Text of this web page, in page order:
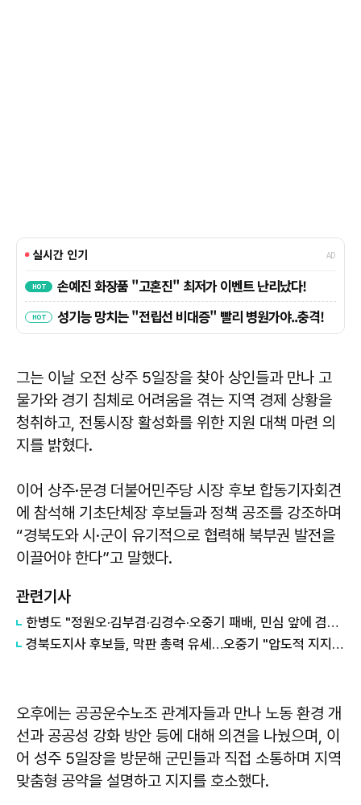
그는 이날 오전 상주 5일장을 찾아 상인들과 만나 고
물가와 경기 침체로 어려움을 겪는 지역 경제 상황을
청취하고, 전통시장 활성화를 위한 지원 대책 마련 의
지를 밝혔다.
이어 상주·문경 더불어민주당 시장 후보 합동기자회견
에 참석해 기초단체장 후보들과 정책 공조를 강조하며
“경북도와 시·군이 유기적으로 협력해 북부권 발전을
이끌어야 한다”고 말했다.
관련기사
한병도 "정원오·김부겸·김경수·오중기 패배, 민심 앞에 겸손하겠다"
경북도지사 후보들, 막판 총력 유세…오중기 "압도적 지지"·이철우 사전투표 참여
오후에는 공공운수노조 관계자들과 만나 노동 환경 개
선과 공공성 강화 방안 등에 대해 의견을 나눴으며, 이
어 성주 5일장을 방문해 군민들과 직접 소통하며 지역
맞춤형 공약을 설명하고 지지를 호소했다.